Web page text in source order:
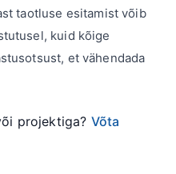
taotluse esitamist võib
kuid kõige
et vähendada
projektiga? Võta